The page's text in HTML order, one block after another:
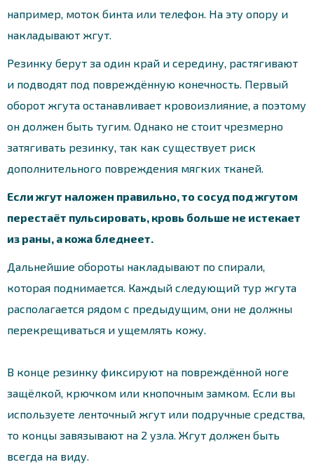
например, моток бинта или телефон. На эту опору и
накладывают жгут.
Резинку берут за один край и середину, растягивают
и подводят под повреждённую конечность. Первый
оборот жгута останавливает кровоизлияние, а поэтому
он должен быть тугим. Однако не стоит чрезмерно
затягивать резинку, так как существует риск
дополнительного повреждения мягких тканей.
Если жгут наложен правильно, то сосуд под жгутом
перестаёт пульсировать, кровь больше не истекает
из раны, а кожа бледнеет.
Дальнейшие обороты накладывают по спирали,
которая поднимается. Каждый следующий тур жгута
располагается рядом с предыдущим, они не должны
перекрещиваться и ущемлять кожу.
В конце резинку фиксируют на повреждённой ноге
защёлкой, крючком или кнопочным замком. Если вы
используете ленточный жгут или подручные средства,
то концы завязывают на 2 узла. Жгут должен быть
всегда на виду.